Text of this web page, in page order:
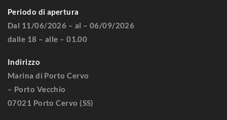
Periodo di apertura
Dal 11/06/2026 – al – 06/09/2026
dalle 18 – alle – 01.00
Indirizzo
Marina di Porto Cervo
– Porto Vecchio
07021 Porto Cervo (SS)